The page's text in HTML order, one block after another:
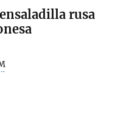
rusa